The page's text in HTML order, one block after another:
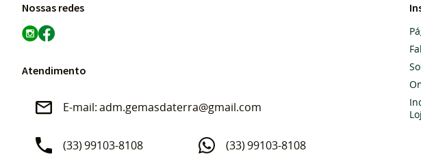
Nossas redes
Atendimento
(33)99103-8108 (33)99103-8108
adm.gemasdaterra@gmail.com